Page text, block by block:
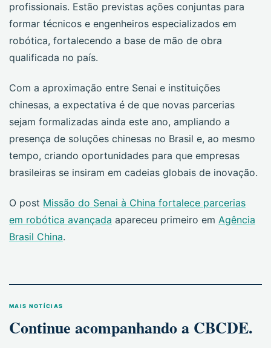
profissionais. Estão previstas ações conjuntas para
formar técnicos e engenheiros especializados em
robótica, fortalecendo a base de mão de obra
qualificada no país.
Com a aproximação entre Senai e instituições
chinesas, a expectativa é de que novas parcerias
sejam formalizadas ainda este ano, ampliando a
presença de soluções chinesas no Brasil e, ao mesmo
tempo, criando oportunidades para que empresas
brasileiras se insiram em cadeias globais de inovação.
O post Missão do Senai à China fortalece parcerias
em robótica avançada apareceu primeiro em Agência
Brasil China.
MAIS NOTÍCIAS
Continue acompanhando a CBCDE.